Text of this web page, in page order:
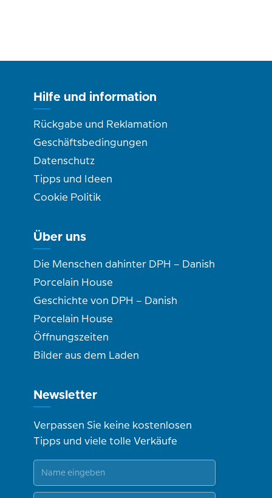
Hilfe und information
Rückgabe und Reklamation
Geschäftsbedingungen
Datenschutz
Tipps und Ideen
Cookie Politik
Über uns
Die Menschen dahinter DPH – Danish
Porcelain House
Geschichte von DPH – Danish
Porcelain House
Öffnungszeiten
Bilder aus dem Laden
Newsletter
Verpassen Sie keine kostenlosen
Tipps und viele tolle Verkäufe